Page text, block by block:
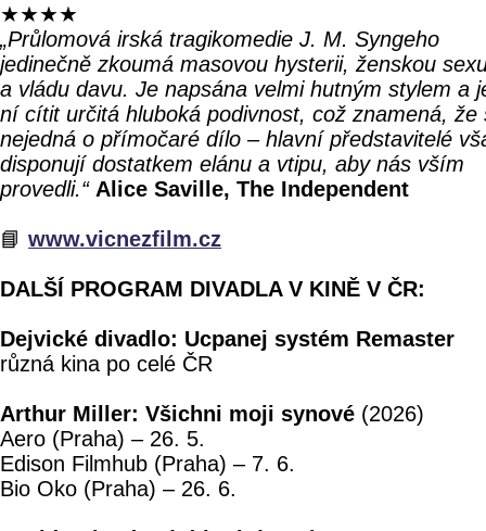
★★★★
„Průlomová irská tragikomedie J. M. Syngeho
jedinečně zkoumá masovou hysterii, ženskou
a vládu davu. Je napsána velmi hutným stylem a
ní cítit určitá hluboká podivnost, což znamená, že
nejedná o přímočaré dílo – hlavní představitelé
disponují dostatkem elánu a vtipu, aby nás vším
provedli.“ Alice Saville, The Independent
📘 www.vicnezfilm.cz
DALŠÍ PROGRAM DIVADLA V KINĚ V ČR:
Dejvické divadlo: Ucpanej systém Remaster
různá kina po celé ČR
Arthur Miller: Všichni moji synové (2026)
Aero (Praha) – 26. 5.
Edison Filmhub (Praha) – 7. 6.
Bio Oko (Praha) – 26. 6.